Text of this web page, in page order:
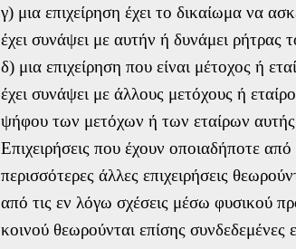
γ) μια επιχείρηση έχει το δικαίωμα να
έχει συνάψει με αυτήν ή δυνάμει ρήτρας
δ) μια επιχείρηση που είναι μέτοχος ή
έχει συνάψει με άλλους μετόχους ή
ψήφου των μετόχων ή των εταίρων αυτής
Επιχειρήσεις που έχουν οποιαδήποτε
περισσότερες άλλες επιχειρήσεις
από τις εν λόγω σχέσεις μέσω φυσικού
κοινού θεωρούνται επίσης